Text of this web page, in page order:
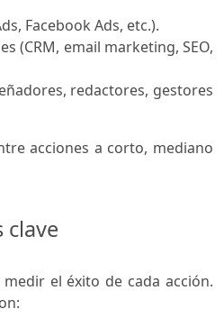
Facebook Ads, etc.).
(CRM, email marketing, SEO,
redactores, gestores
acciones a corto, mediano
clave
el éxito de cada acción.